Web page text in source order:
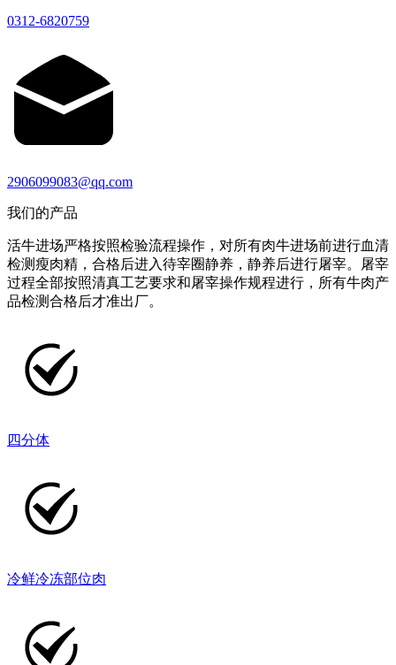
0312-6820759
2906099083@qq.com
我们的产品
活牛进场严格按照检验流程操作，对所有肉牛进场前进行血清
检测瘦肉精，合格后进入待宰圈静养，静养后进行屠宰。屠宰
过程全部按照清真工艺要求和屠宰操作规程进行，所有牛肉产
品检测合格后才准出厂。
四分体
冷鲜冷冻部位肉